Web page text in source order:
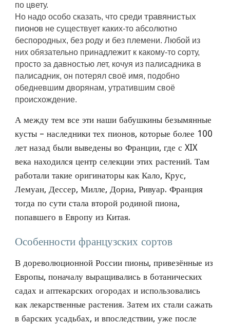
по цвету.
Но надо особо сказать, что среди травянистых
пионов не существует каких-то абсолютно
беспородных, без роду и без племени. Любой из
них обязательно принадлежит к какому-то сорту,
просто за давностью лет, кочуя из палисадника в
палисадник, он потерял своё имя, подобно
обедневшим дворянам, утратившим своё
происхождение.
А между тем все эти наши бабушкины безымянные
кусты – наследники тех пионов, которые более 100
лет назад были выведены во Франции, где с XIX
века находился центр селекции этих растений. Там
работали такие оригинаторы как Кало, Крус,
Лемуан, Дессер, Милле, Дориа, Ривуар. Франция
тогда по сути стала второй родиной пиона,
попавшего в Европу из Китая.
Особенности французских сортов
В дореволюционной России пионы, привезённые из
Европы, поначалу выращивались в ботанических
садах и аптекарских огородах и использовались
как лекарственные растения. Затем их стали сажать
в барских усадьбах, и впоследствии, уже после